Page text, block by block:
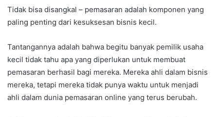
Tidak bisa disangkal – pemasaran adalah komponen yang
paling penting dari kesuksesan bisnis kecil.
Tantangannya adalah bahwa begitu banyak pemilik usaha
kecil tidak tahu apa yang diperlukan untuk membuat
pemasaran berhasil bagi mereka. Mereka ahli dalam bisnis
mereka, tetapi mereka tidak punya waktu untuk menjadi
ahli dalam dunia pemasaran online yang terus berubah.